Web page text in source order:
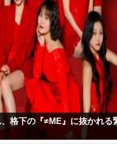
格下の『≠ME』に抜かれる